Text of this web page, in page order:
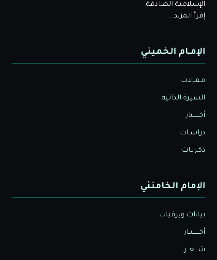
الإسلامية الصادقة.
إقرأ المزيد...
الإمـام الخميني
مـقـالات
السيرة الذاتية
أخــــــبار
دراسـات
ذكـريـات
الإمام الخامنئي
بيانات وبرقيات
أخــــــبــار
شــــعــر